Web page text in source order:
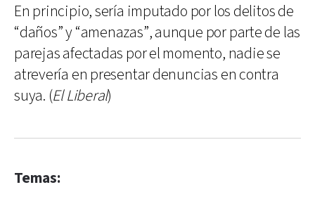
En principio, sería imputado por los delitos de
“daños” y “amenazas”, aunque por parte de las
parejas afectadas por el momento, nadie se
atrevería en presentar denuncias en contra
suya. (El Liberal)
Temas: